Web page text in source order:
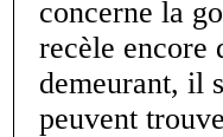
concerne la
recèle encore
demeurant, il
peuvent